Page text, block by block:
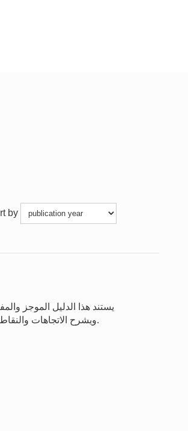
by
ويشرح الاتجاهات والنقاط الرئيسية، ويوضحها في جميع أجزائه من خلال عرض بديهي لمرئيات البيانات.